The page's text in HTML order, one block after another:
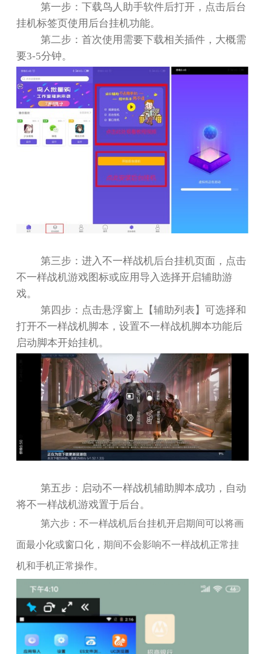
第一步：下载鸟人助手软件后打开，点击后台
挂机标签页使用后台挂机功能。
第二步：首次使用需要下载相关插件，大概需
要3-5分钟。
第三步：进入不一样战机后台挂机页面，点击
不一样战机游戏图标或应用导入选择开启辅助游
戏。
第四步：点击悬浮窗上【辅助列表】可选择和
打开不一样战机脚本，设置不一样战机脚本功能后
启动脚本开始挂机。
第五步：启动不一样战机辅助脚本成功，自动
将不一样战机游戏置于后台。
第六步：不一样战机后台挂机开启期间可以将画
面最小化或窗口化，期间不会影响不一样战机正常挂
机和手机正常操作。